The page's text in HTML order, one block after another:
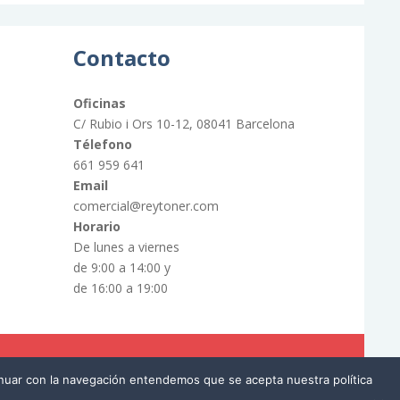
Contacto
Oficinas
C/ Rubio i Ors 10-12, 08041 Barcelona
Télefono
661 959 641
Email
comercial@reytoner.com
Horario
De lunes a viernes
de 9:00 a 14:00 y
de 16:00 a 19:00
con la navegación entendemos que se acepta nuestra política